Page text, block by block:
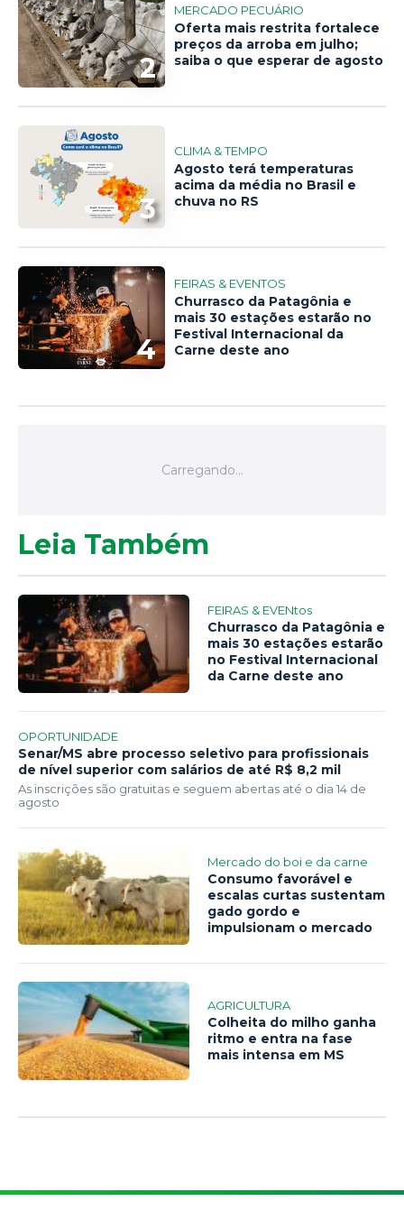
2
MERCADO PECUÁRIO
Oferta mais restrita fortalece
preços da arroba em julho;
saiba o que esperar de agosto
3
CLIMA & TEMPO
Agosto terá temperaturas
acima da média no Brasil e
chuva no RS
4
FEIRAS & EVENTOS
Churrasco da Patagônia e
mais 30 estações estarão no
Festival Internacional da
Carne deste ano
Leia Também
FEIRAS & EVENtos
Churrasco da Patagônia e
mais 30 estações estarão
no Festival Internacional
da Carne deste ano
OPORTUNIDADE
Senar/MS abre processo seletivo para profissionais
de nível superior com salários de até R$ 8,2 mil
As inscrições são gratuitas e seguem abertas até o dia 14 de
agosto
Mercado do boi e da carne
Consumo favorável e
escalas curtas sustentam
gado gordo e
impulsionam o mercado
AGRICULTURA
Colheita do milho ganha
ritmo e entra na fase
mais intensa em MS